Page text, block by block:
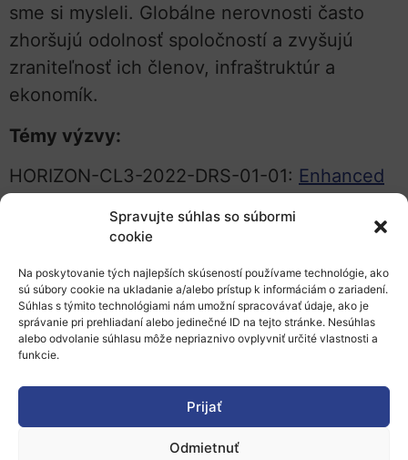
Spravujte súhlas so súbormi
cookie
Na poskytovanie tých najlepších skúseností používame technológie, ako
sú súbory cookie na ukladanie a/alebo prístup k informáciám o zariadení.
Súhlas s týmito technológiami nám umožní spracovávať údaje, ako je
správanie pri prehliadaní alebo jedinečné ID na tejto stránke. Nesúhlas
alebo odvolanie súhlasu môže nepriaznivo ovplyvniť určité vlastnosti a
funkcie.
Prijať
Odmietnuť
sme si mysleli. Globálne nerovnosti často
zhoršujú odolnosť spoločností a zvyšujú
zraniteľnosť ich členov, infraštruktúr a
ekonomík.
Témy výzvy:
HORIZON-CL3-2022-DRS-01-01: Enhanced
disaster or crisis-related emergency
HORIZON-CL3-2022-DRS-01-02:Enhanced
preparedness and management of High-
Impact Low-Probability or unexpected
events
HORIZON-CL3-2022-DRS-01-03:Improved
quality assurance / quality control of data
used in decision-making related to risk